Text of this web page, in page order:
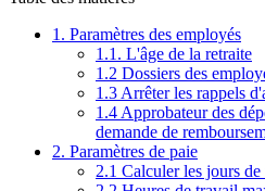
1. Paramètres des employés
1.1. L'âge de la retraite
1.2 Dossiers des
1.3 Arrêter les rappels
1.4 Approbateur des
demande de
2. Paramètres de paie
2.1 Calculer les jours